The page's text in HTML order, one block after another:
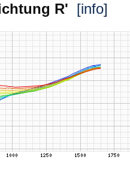
R' [info]